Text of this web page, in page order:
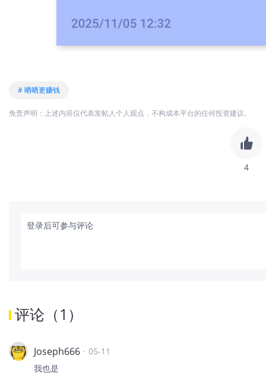
# 晒晒更赚钱
免责声明：上述内容仅代表发帖人个人观点，不构成本平台的任何投资建议。
4
登录后可参与评论
评论 （1 ）
Joseph666 · 05-11
我也是